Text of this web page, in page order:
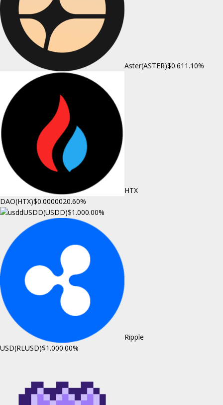
Aster(ASTER)$0.61 1.10%
HTX
DAO(HTX)$0.0000020.60%
USDD(USDD)$1.000.00%
Ripple
USD(RLUSD)$1.000.00%